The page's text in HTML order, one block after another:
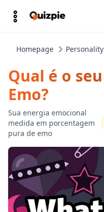
Homepage Personality
Qual é o
Emo?
Sua energia emocional
medida em porcentagem
pura de emo